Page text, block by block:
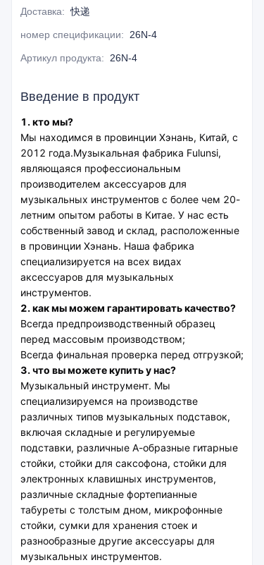
Доставка: 快递
номер спецификации: 26N-4
Артикул продукта: 26N-4
Введение в продукт
1. кто мы?
Мы находимся в провинции Хэнань, Китай, с
2012 года.Музыкальная фабрика Fulunsi,
являющаяся профессиональным
производителем аксессуаров для
музыкальных инструментов с более чем 20-
летним опытом работы в Китае. У нас есть
собственный завод и склад, расположенные
в провинции Хэнань. Наша фабрика
специализируется на всех видах
аксессуаров для музыкальных
инструментов.
2. как мы можем гарантировать качество?
Всегда предпроизводственный образец
перед массовым производством;
Всегда финальная проверка перед отгрузкой;
3. что вы можете купить у нас?
Музыкальный инструмент. Мы
специализируемся на производстве
различных типов музыкальных подставок,
включая складные и регулируемые
подставки, различные А-образные гитарные
стойки, стойки для саксофона, стойки для
электронных клавишных инструментов,
различные складные фортепианные
табуреты с толстым дном, микрофонные
стойки, сумки для хранения стоек и
разнообразные другие аксессуары для
музыкальных инструментов.